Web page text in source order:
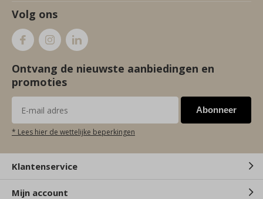
Volg ons
Ontvang de nieuwste aanbiedingen en
promoties
Abonneer
* Lees hier de wettelijke beperkingen
Klantenservice
Mijn account